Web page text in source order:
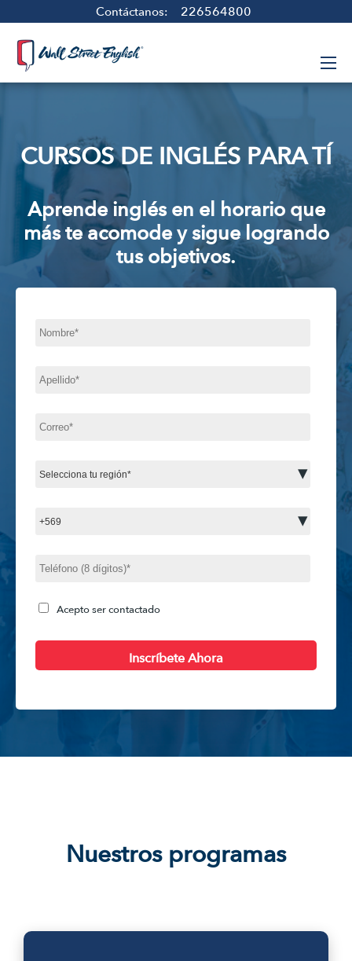
Contáctanos: 226564800
CURSOS DE INGLÉS PARA TÍ
Aprende inglés en el horario que
más te acomode y sigue logrando
tus objetivos.
Acepto ser contactado
Nuestros programas